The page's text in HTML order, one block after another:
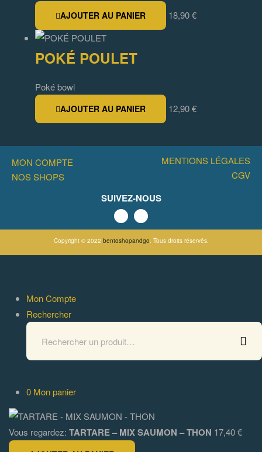
AJOUTER AU PANIER 18,90€
POKÉ POULET
Poké bowl
AJOUTER AU PANIER 12,90€
MON COMPTE
NOS SHOPS
MENTIONS LÉGALES
CGV
SUIVEZ-NOUS
Copyright © 2022 bentoshopandgo. Tous droits réservés.
Mon Compte
Rechercher
0 Mon panier
Vous regardez: TARTARE – MIX SAUMON – THON 17,40€